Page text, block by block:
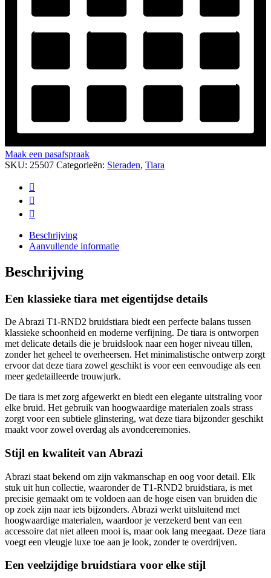
Maak een pasafspraak
SKU: 25507 Categorieën: Sieraden, Tiara
Beschrijving
Aanvullende informatie
Beschrijving
Een klassieke tiara met eigentijdse details
De Abrazi T1-RND2 bruidstiara biedt een perfecte balans tussen
klassieke schoonheid en moderne verfijning. De tiara is ontworpen
met delicate details die je bruidslook naar een hoger niveau tillen,
zonder het geheel te overheersen. Het minimalistische ontwerp zorgt
ervoor dat deze tiara zowel geschikt is voor een eenvoudige als een
meer gedetailleerde trouwjurk.
De tiara is met zorg afgewerkt en biedt een elegante uitstraling voor
elke bruid. Het gebruik van hoogwaardige materialen zoals strass
zorgt voor een subtiele glinstering, wat deze tiara bijzonder geschikt
maakt voor zowel overdag als avondceremonies.
Stijl en kwaliteit van Abrazi
Abrazi staat bekend om zijn vakmanschap en oog voor detail. Elk
stuk uit hun collectie, waaronder de T1-RND2 bruidstiara, is met
precisie gemaakt om te voldoen aan de hoge eisen van bruiden die
op zoek zijn naar iets bijzonders. Abrazi werkt uitsluitend met
hoogwaardige materialen, waardoor je verzekerd bent van een
accessoire dat niet alleen mooi is, maar ook lang meegaat. Deze tiara
voegt een vleugje luxe toe aan je look, zonder te overdrijven.
Een veelzijdige bruidstiara voor elke stijl